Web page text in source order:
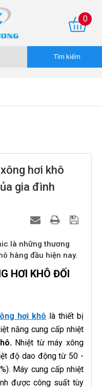
0
hơi khô
gia đình
là những thương
hàng đầu hiện nay.
HƠI KHÔ ĐỐI
hơi khô là thiết bị
năng cung cấp nhiệt
Nhiệt từ máy xông
độ dao động từ 50 -
Máy cung cấp nhiệt
được công suất tùy